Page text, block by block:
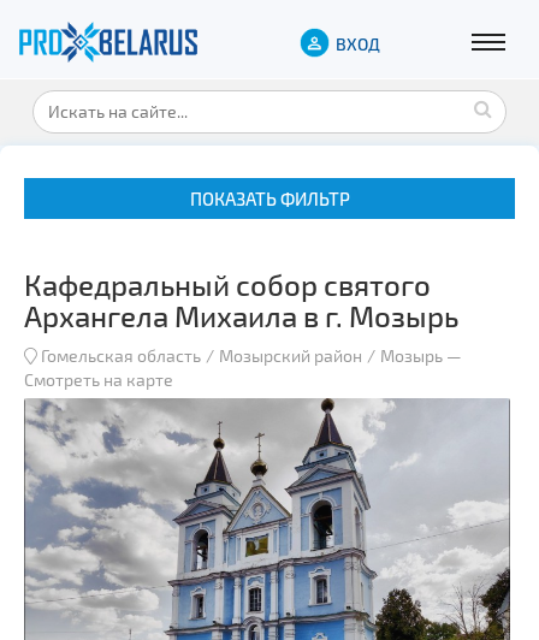
ВХОД
ПОКАЗАТЬ ФИЛЬТР
Музеи
Замки и дворцы
Военная история
Гражданская архитектура
Спортивные сооружения
Производства
Ратуши
Кафедральный собор святого
Архангела Михаила в г. Мозырь
Гомельская область Мозырский район Мозырь —
Смотреть на карте